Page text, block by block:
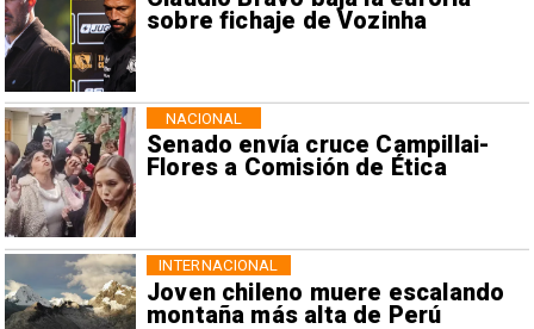
sobre fichaje de Vozinha
Senado envía cruce Campillai-
Flores a Comisión de Ética
NACIONAL
Joven chileno muere escalando
montaña más alta de Perú
INTERNACIONAL